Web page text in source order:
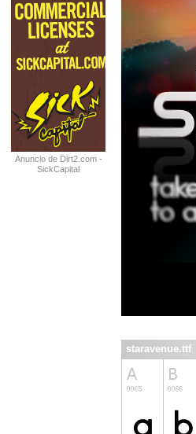
Anuncio de Dirt2.com -
SickCapital
staravenue.ttf